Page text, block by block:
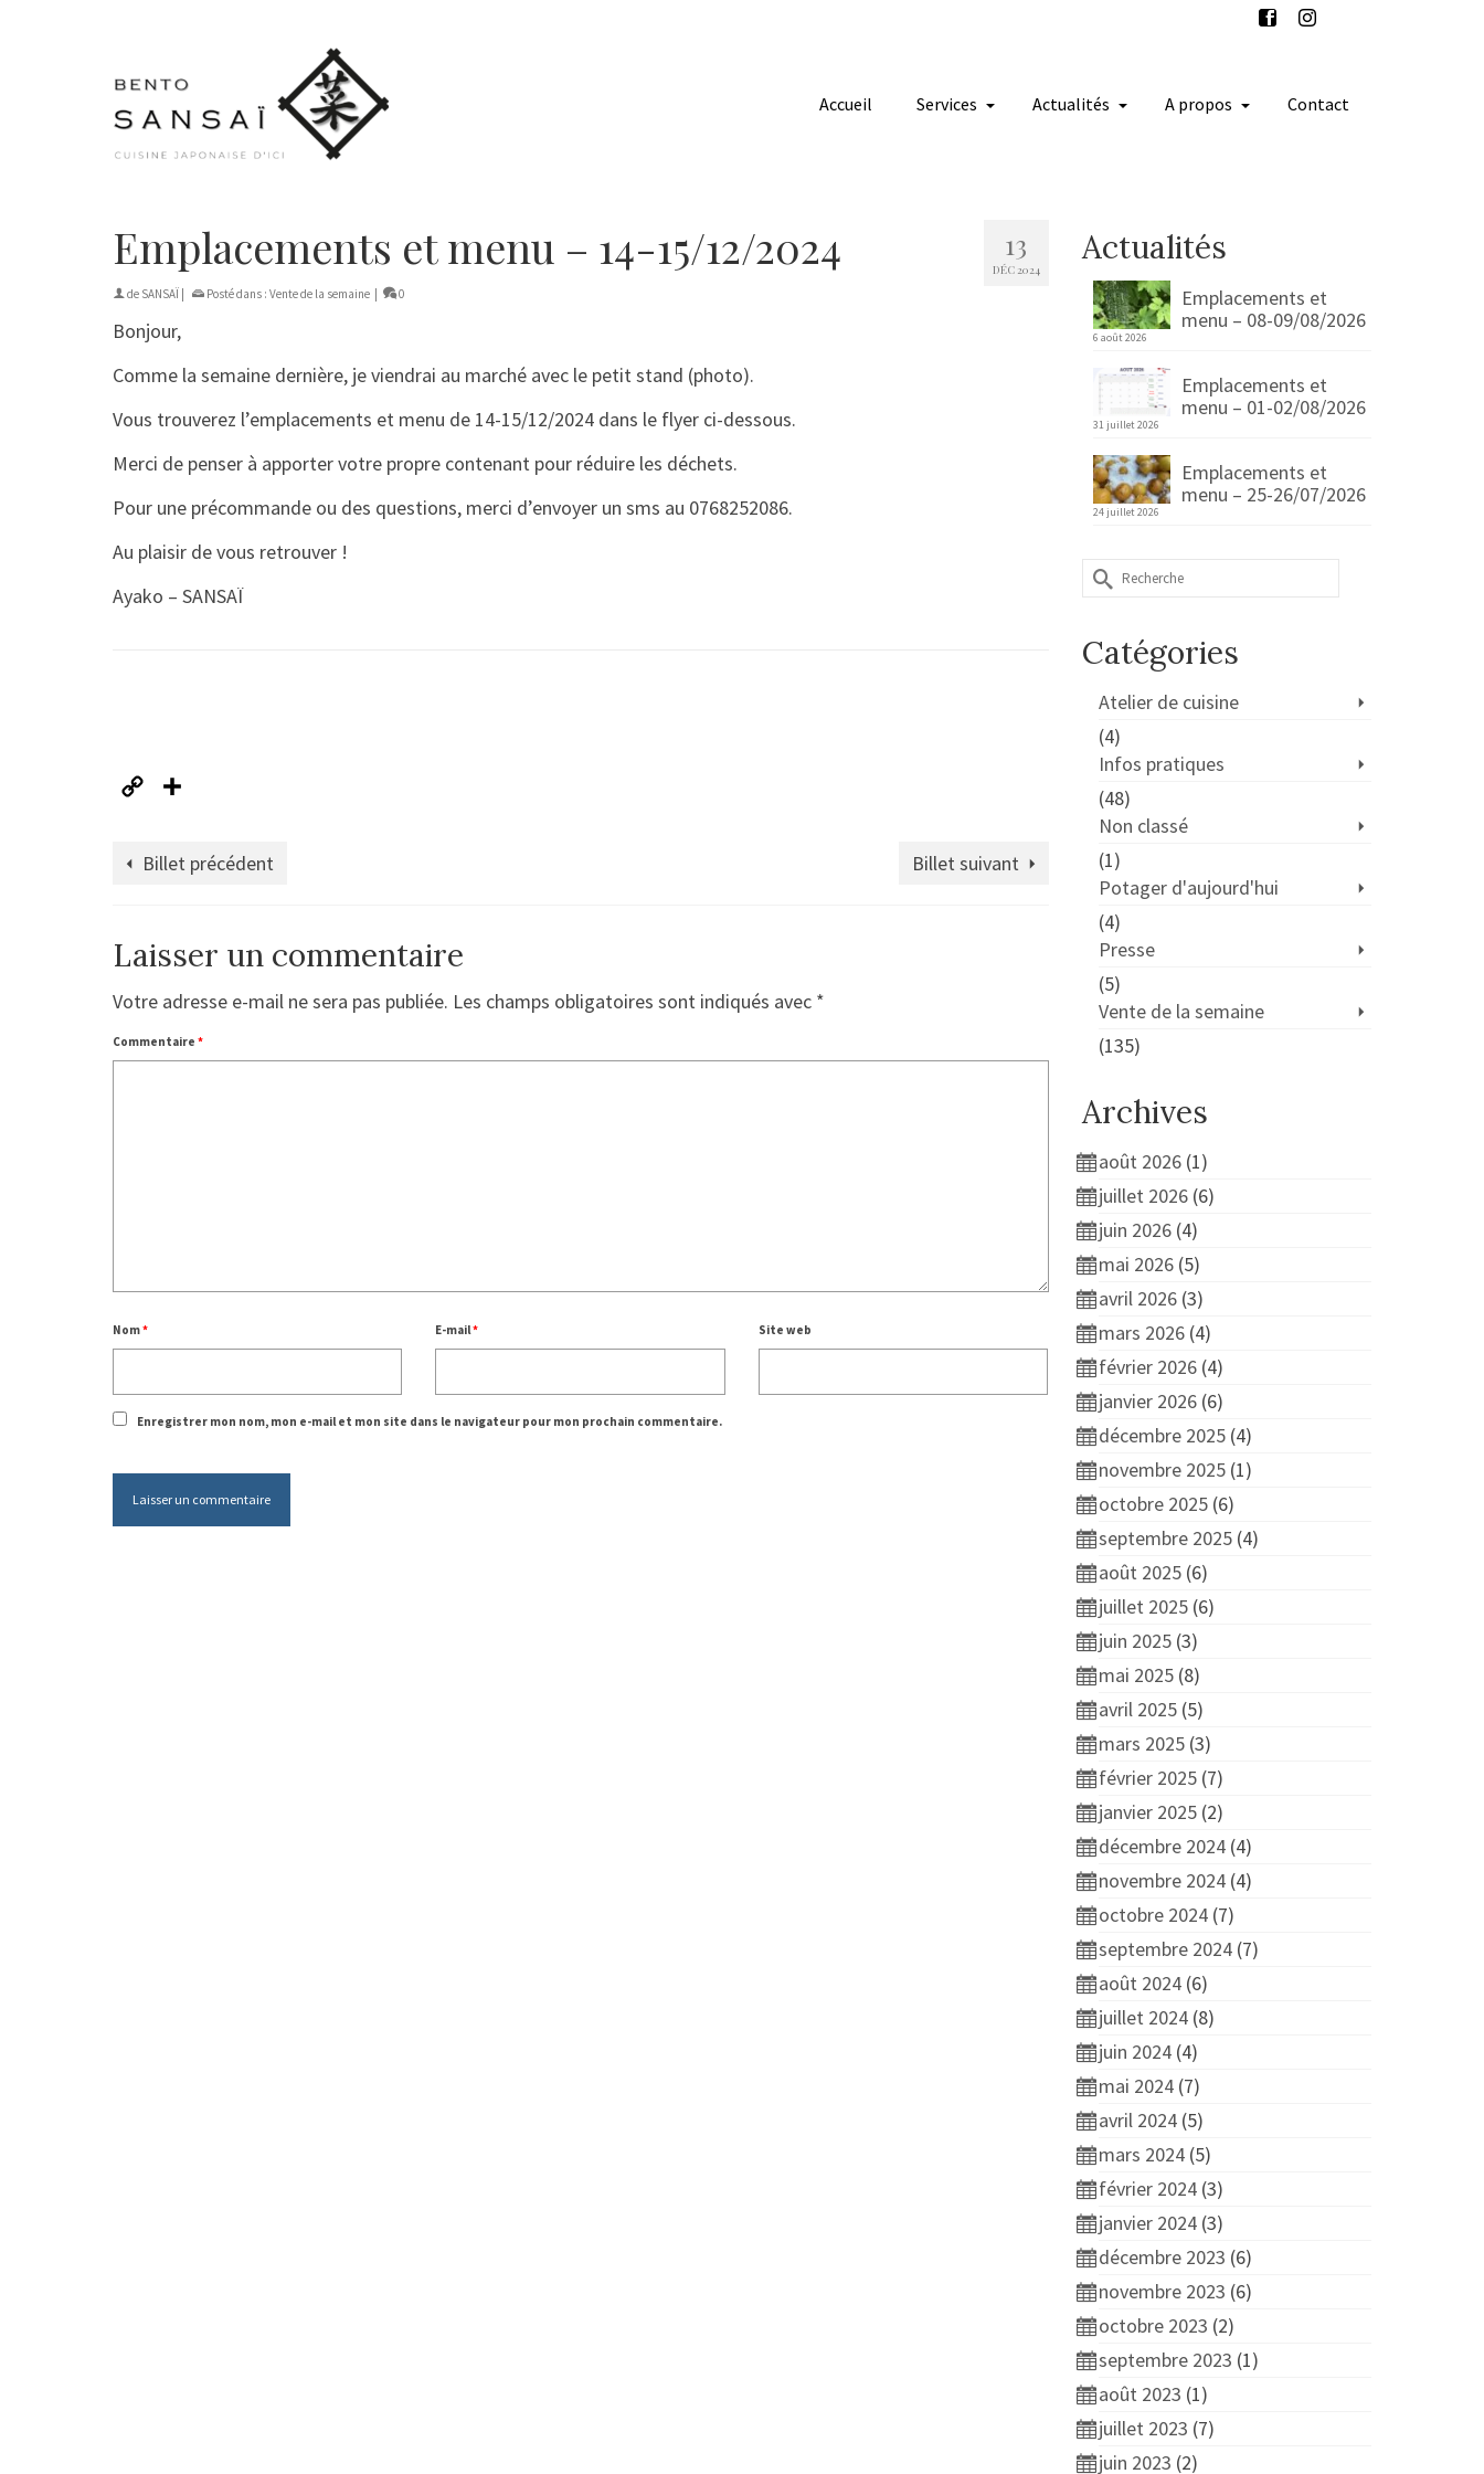
Accueil Services Actualités A propos Contact
13
DÉC 2024
Emplacements et menu – 14-15/12/2024
de SANSAÏ Posté dans : Vente de la semaine 0
Bonjour,
Comme la semaine dernière, je viendrai au marché avec le petit stand (photo).
Vous trouverez l’emplacements et menu de 14-15/12/2024 dans le flyer ci-dessous.
Merci de penser à apporter votre propre contenant pour réduire les déchets.
Pour une précommande ou des questions, merci d’envoyer un sms au 0768252086.
Au plaisir de vous retrouver !
Ayako – SANSAÏ
Copy
Billet précédent Billet suivant
Laisser un commentaire
Votre adresse e-mail ne sera pas publiée. Les champs obligatoires sont indiqués avec *
Commentaire *
Nom* E-mail* Site web
Enregistrer mon nom, mon e-mail et mon site dans le navigateur pour mon prochain commentaire.
Actualités
Emplacements et
menu – 08-09/08/2026
6 août 2026
Emplacements et
menu – 01-02/08/2026
31 juillet 2026
Emplacements et
menu – 25-26/07/2026
24 juillet 2026
Rechercher :
Catégories
Atelier de cuisine
(4)
Infos pratiques
(48)
Non classé
(1)
Potager d'aujourd'hui
(4)
Presse
(5)
Vente de la semaine
(135)
Archives
août 2026(1)
juillet 2026(6)
juin 2026(4)
mai 2026(5)
avril 2026(3)
mars 2026(4)
février 2026(4)
janvier 2026(6)
décembre 2025(4)
novembre 2025(1)
octobre 2025(6)
septembre 2025(4)
août 2025(6)
juillet 2025(6)
juin 2025(3)
mai 2025(8)
avril 2025(5)
mars 2025(3)
février 2025(7)
janvier 2025(2)
décembre 2024(4)
novembre 2024(4)
octobre 2024(7)
septembre 2024(7)
août 2024(6)
juillet 2024(8)
juin 2024(4)
mai 2024(7)
avril 2024(5)
mars 2024(5)
février 2024(3)
janvier 2024(3)
décembre 2023 (6)
novembre 2023 (6)
octobre 2023 (2)
septembre 2023 (1)
août 2023 (1)
juillet 2023 (7)
juin 2023 (2)